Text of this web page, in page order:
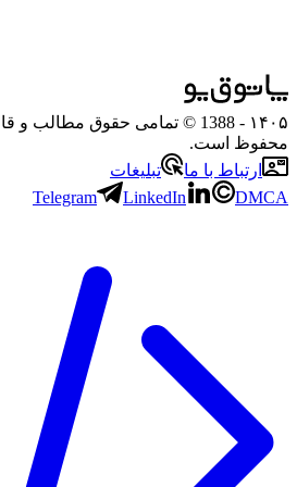
۱۴۰۵
- 1388 © تمامی حقوق مطالب و
محفوظ است.
ارتباط با ما
تبلیغات
Telegram
LinkedIn DMCA